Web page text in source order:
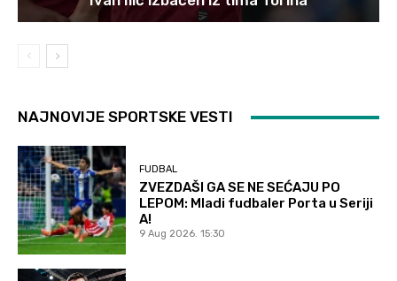
NAJNOVIJE SPORTSKE VESTI
FUDBAL
ZVEZDAŠI GA SE NE SEĆAJU PO
LEPOM: Mladi fudbaler Porta u Seriji
A!
9 Aug 2026. 15:30